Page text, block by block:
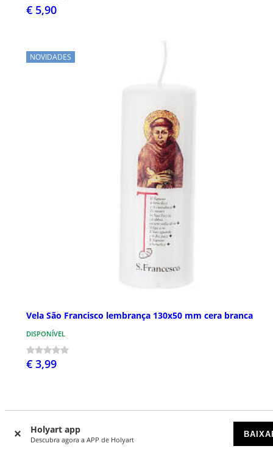
Holyart app
Descubra agora a APP de Holyart
€ 5,90
NOVIDADES
Vela São Francisco lembrança 130x50 mm cera branca
DISPONÍVEL
€ 3,99